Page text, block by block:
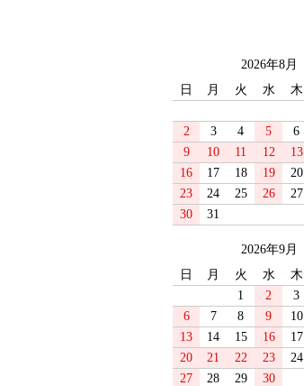
2026年8月
日
月 火 水 木
2
3 4 5 6
9
10 11 12 13
16
17 18 19 20
23
24 25 26 27
30
31
2026年9月
日
月 火 水 木
1
2 3
6
7 8 9 10
13
14 15 16 17
20
21 22 23 24
27
28 29 30